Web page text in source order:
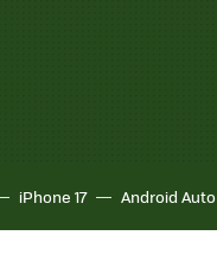
iPhone 17 Android Auto